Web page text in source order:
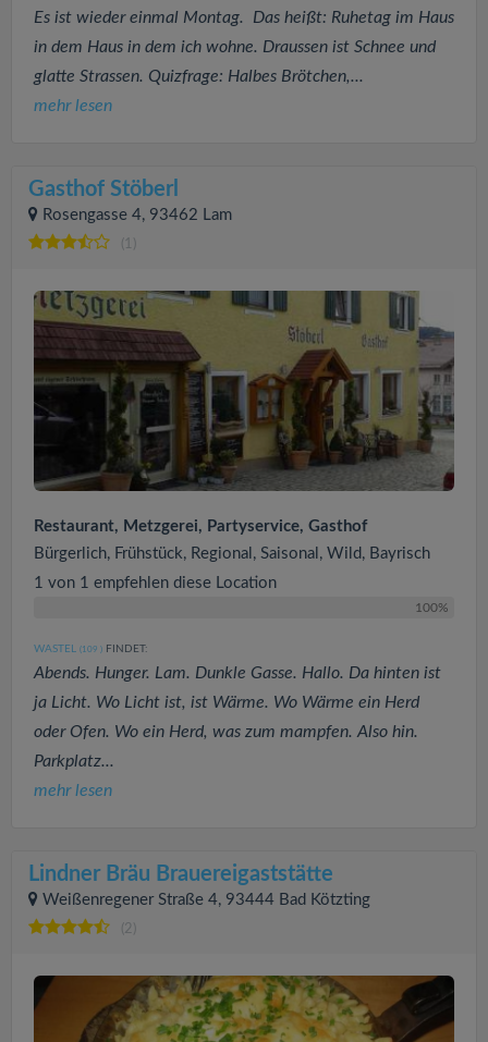
Es ist wieder einmal Montag. Das heißt: Ruhetag im Haus
in dem Haus in dem ich wohne. Draussen ist Schnee und
glatte Strassen. Quizfrage: Halbes Brötchen,...
mehr lesen
Gasthof Stöberl
Rosengasse 4, 93462 Lam
(1)
Restaurant, Metzgerei, Partyservice, Gasthof
Bürgerlich, Frühstück, Regional, Saisonal, Wild, Bayrisch
1 von 1 empfehlen diese Location
100%
WASTEL (109 ) FINDET:
Abends. Hunger. Lam. Dunkle Gasse. Hallo. Da hinten ist
ja Licht. Wo Licht ist, ist Wärme. Wo Wärme ein Herd
oder Ofen. Wo ein Herd, was zum mampfen. Also hin.
Parkplatz...
mehr lesen
Lindner Bräu Brauereigaststätte
Weißenregener Straße 4, 93444 Bad Kötzting
(2)